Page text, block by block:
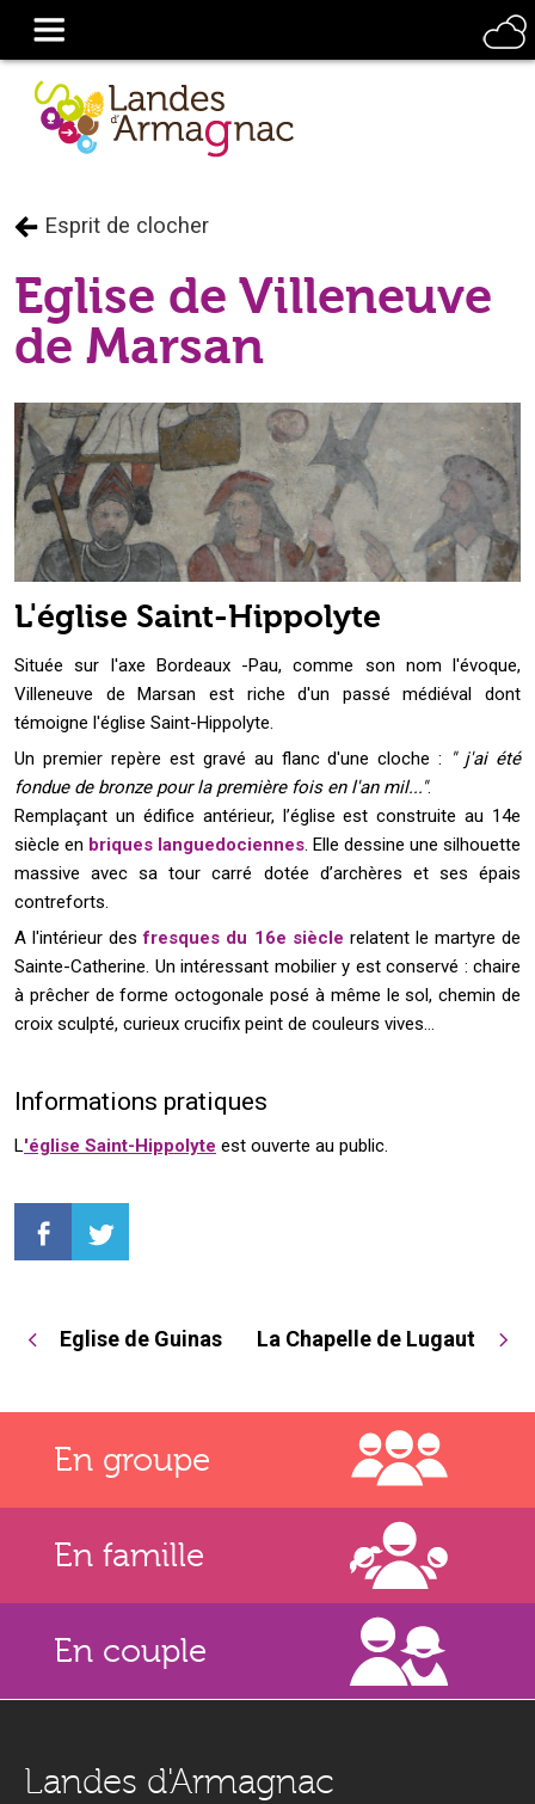
Esprit de clocher
Eglise de Villeneuve
de Marsan
L'église Saint-Hippolyte
Située sur l'axe Bordeaux -Pau, comme son nom l'évoque,
Villeneuve de Marsan est riche d'un passé médiéval dont
témoigne l'église Saint-Hippolyte.
Un premier repère est gravé au flanc d'une cloche :
" j'ai été
fondue de bronze pour la première fois en l'an mil...".
Remplaçant un édifice antérieur, l’église est construite au 14e
siècle en briques languedociennes . Elle dessine une silhouette
massive avec sa tour carré dotée d’archères et ses épais
contreforts.
A l'intérieur desfresques du 16e siècle relatent le martyre de
Sainte-Catherine. Un intéressant mobilier y est conservé : chaire
à prêcher de forme octogonale posé à même le sol, chemin de
croix sculpté, curieux crucifix peint de couleurs vives…
Informations pratiques
L'église Saint-Hippolyte est ouverte au public.
Eglise de Guinas La Chapelle de Lugaut
En groupe
En famille
En couple
Landes d'Armagnac